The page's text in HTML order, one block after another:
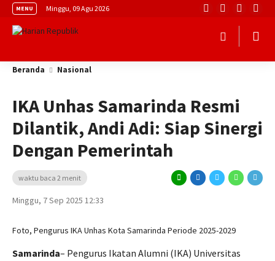
MENU Minggu, 09 Agu 2026
Beranda Nasional
IKA Unhas Samarinda Resmi
Dilantik, Andi Adi: Siap Sinergi
Dengan Pemerintah
waktu baca 2 menit
Minggu, 7 Sep 2025 12:33
Foto, Pengurus IKA Unhas Kota Samarinda Periode 2025-2029
Samarinda– Pengurus Ikatan Alumni (IKA) Universitas